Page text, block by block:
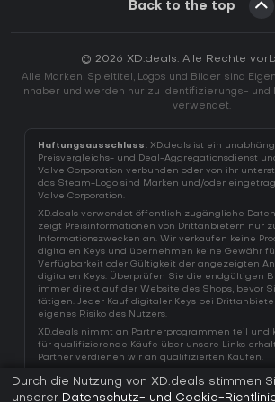
Back to the top
© 2026 XD.deals. Alle Rechte
Alle Marken, Spieltitel, Logos und Bilder sind
Inhaber und werden nur zu Identifizierungs- und
verwendet.
Haftungsausschluss: XD.deals ist ein
Preisvergleichs- und Deal-Aggregationsdienst
Valve Corporation verbunden oder von ihr
das Steam-Logo sind Marken und/oder
Valve Corporation.
XD.deals verwendet öffentlich zugängliche
zeigt Preisinformationen von Drittanbietern nur
Informationszwecken an. Wir verkaufen keine
digitalen Keys und übernehmen keine Gewähr
Verfügbarkeit oder Gültigkeit der angezeigten
digitalen Keys. Überprüfen Sie die endgültigen
immer direkt auf der Website des Shops, bevor
tätigen. Jeder Kauf digitaler Keys bei
eigenes Risiko des Nutzers.
XD.deals nimmt an Partnerprogrammen teil und
für qualifizierende Käufe über unsere Links
Partner verdienen wir an qualifizierten Käufen.
Durch die Nutzung von XD.deals stimmen
unserer Datenschutz- und Cookie-